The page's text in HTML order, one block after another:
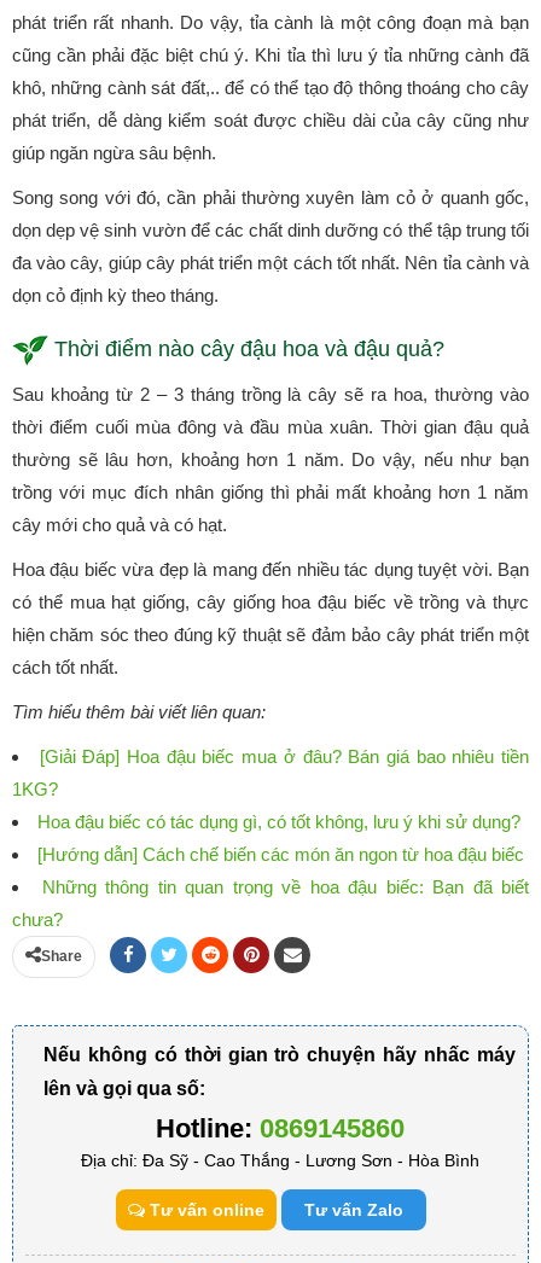
phát triển rất nhanh. Do vậy, tỉa cành là một công đoạn mà bạn
cũng cần phải đặc biệt chú ý. Khi tỉa thì lưu ý tỉa những cành đã
khô, những cành sát đất,.. để có thể tạo độ thông thoáng cho cây
phát triển, dễ dàng kiểm soát được chiều dài của cây cũng như
giúp ngăn ngừa sâu bệnh.
Song song với đó, cần phải thường xuyên làm cỏ ở quanh gốc,
dọn dẹp vệ sinh vườn để các chất dinh dưỡng có thể tập trung tối
đa vào cây, giúp cây phát triển một cách tốt nhất. Nên tỉa cành và
dọn cỏ định kỳ theo tháng.
Thời điểm nào cây đậu hoa và đậu quả?
Sau khoảng từ 2 – 3 tháng trồng là cây sẽ ra hoa, thường vào
thời điểm cuối mùa đông và đầu mùa xuân. Thời gian đậu quả
thường sẽ lâu hơn, khoảng hơn 1 năm. Do vậy, nếu như bạn
trồng với mục đích nhân giống thì phải mất khoảng hơn 1 năm
cây mới cho quả và có hạt.
Hoa đậu biếc vừa đẹp là mang đến nhiều tác dụng tuyệt vời. Bạn
có thể mua hạt giống, cây giống hoa đậu biếc về trồng và thực
hiện chăm sóc theo đúng kỹ thuật sẽ đảm bảo cây phát triển một
cách tốt nhất.
Tìm hiểu thêm bài viết liên quan:
[Giải Đáp] Hoa đậu biếc mua ở đâu? Bán giá bao nhiêu tiền
1KG?
Hoa đậu biếc có tác dụng gì, có tốt không, lưu ý khi sử dụng?
[Hướng dẫn] Cách chế biến các món ăn ngon từ hoa đậu biếc
Những thông tin quan trọng về hoa đậu biếc: Bạn đã biết
chưa?
Share
Nếu không có thời gian trò chuyện hãy nhấc máy
lên và gọi qua số:
Hotline: 0869145860
Địa chỉ: Đa Sỹ - Cao Thắng - Lương Sơn - Hòa Bình
Tư vấn online Tư vấn Zalo